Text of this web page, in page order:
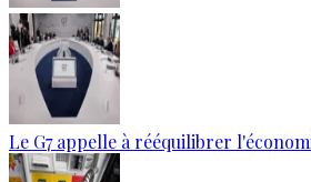
Le G7 appelle à rééquilibrer